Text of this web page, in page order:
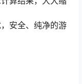
安全、纯净的游